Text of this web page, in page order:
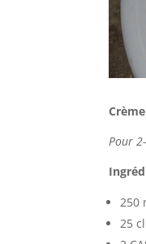
Pour
250
25